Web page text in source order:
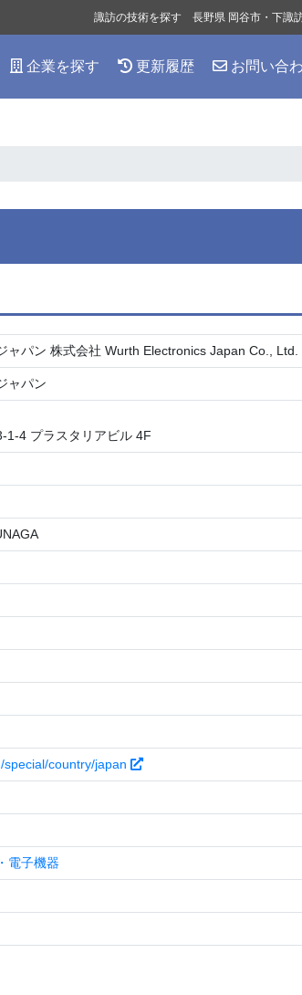
企業を探す 更新履歴 お問い合
諏訪の技術を探す 長野県 岡谷市・下諏
ャパン 株式会社 Wurth Electronics Japan Co., Ltd.
ャパン
1-4 プラスタリアビル 4F
country/japan
電子機器